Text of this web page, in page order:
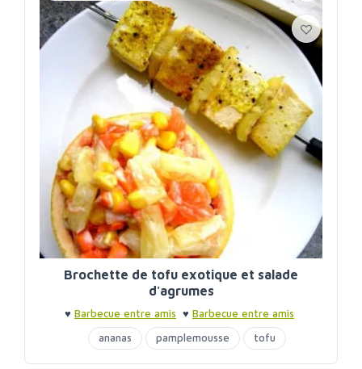
Brochette de tofu exotique et salade
d'agrumes
♥ Barbecue entre amis ♥ Barbecue entre amis
ananas
pamplemousse tofu